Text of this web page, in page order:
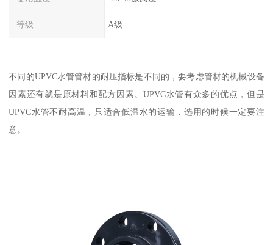
等级 A级
不同的UPVC水管管材的耐压指标是不同的，要考虑管材的机械设备
因素还有就是原材料和配方因素。UPVC水管有众多的优点，但是
UPVC水管不耐高温，只适合低温水的运输，选用的时候一定要注
意。